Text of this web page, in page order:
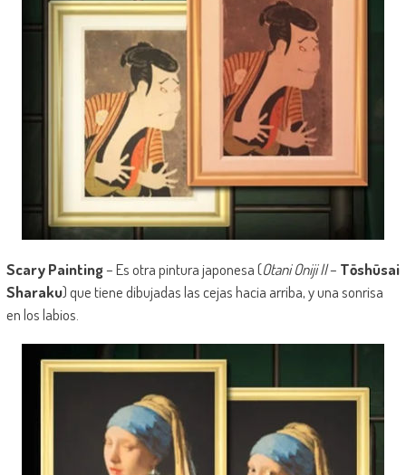
Scary Painting– Es otra pintura japonesa (Otani Oniji II– Tōshūsai
Sharaku) que tiene dibujadas las cejas hacia arriba, y una sonrisa
en los labios.